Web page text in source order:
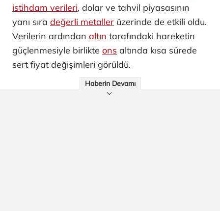
istihdam verileri, dolar ve tahvil piyasasının
yanı sıra değerli metaller üzerinde de etkili oldu.
Verilerin ardından altın tarafındaki hareketin
güçlenmesiyle birlikte ons altında kısa sürede
sert fiyat değişimleri görüldü.
Haberin Devamı